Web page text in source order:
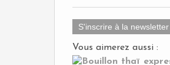
S'inscrire à la newsletter
Vous aimerez aussi :